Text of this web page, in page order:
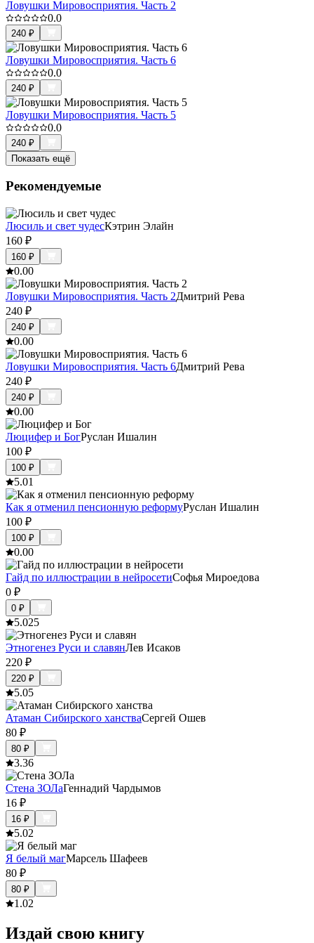
Ловушки Мировосприятия. Часть 2
0.0
240 ₽
Ловушки Мировосприятия. Часть 6
0.0
240 ₽
Ловушки Мировосприятия. Часть 5
0.0
240 ₽
Показать ещё
Рекомендуемые
Люсиль и свет чудесКэтрин Элайн
160 ₽
160 ₽
0.00
Ловушки Мировосприятия. Часть 2Дмитрий Рева
240 ₽
240 ₽
0.00
Ловушки Мировосприятия. Часть 6Дмитрий Рева
240 ₽
240 ₽
0.00
Люцифер и БогРуслан Ишалин
100 ₽
100 ₽
5.01
Как я отменил пенсионную реформуРуслан Ишалин
100 ₽
100 ₽
0.00
Гайд по иллюстрации в нейросетиСофья Мироедова
0 ₽
0 ₽
5.025
Этногенез Руси и славянЛев Исаков
220 ₽
220 ₽
5.05
Атаман Сибирского ханстваСергей Ошев
80 ₽
80 ₽
3.36
Стена ЗОЛаГеннадий Чардымов
16 ₽
16 ₽
5.02
Я белый магМарсель Шафеев
80 ₽
80 ₽
1.02
Издай свою книгу